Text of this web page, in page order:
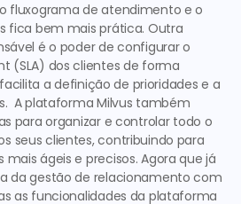
fluxograma de atendimento e o
fica bem mais prática. Outra
é o poder de configurar o
(SLA) dos clientes de forma
a definição de prioridades e a
A plataforma Milvus também
para organizar e controlar todo o
seus clientes, contribuindo para
ágeis e precisos. Agora que já
da gestão de relacionamento com
as funcionalidades da plataforma